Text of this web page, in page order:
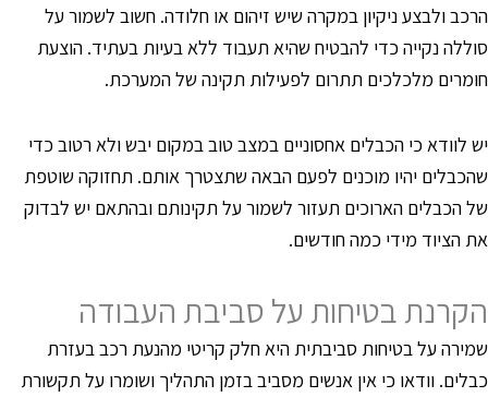
ולבצע ניקיון במקרה שיש זיהום או חלודה. חשוב לשמור על
נקייה כדי להבטיח שהיא תעבוד ללא בעיות בעתיד. הוצעת
מלכלכים תתרום לפעילות תקינה של המערכת.
לוודא כי הכבלים אחסוניים במצב טוב במקום יבש ולא רטוב כדי
יהיו מוכנים לפעם הבאה שתצטרך אותם. תחזוקה שוטפת
הכבלים הארוכים תעזור לשמור על תקינותם ובהתאם יש לבדוק
הציוד מידי כמה חודשים.
בטיחות על סביבת העבודה
על בטיחות סביבתית היא חלק קריטי מהנעת רכב בעזרת
וודאו כי אין אנשים מסביב בזמן התהליך ושומרו על תקשורת